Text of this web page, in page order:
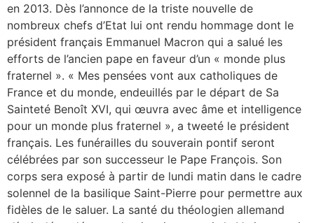
en 2013. Dès l’annonce de la triste nouvelle de
nombreux chefs d’Etat lui ont rendu hommage dont le
président français Emmanuel Macron qui a salué les
efforts de l’ancien pape en faveur d’un « monde plus
fraternel ». « Mes pensées vont aux catholiques de
France et du monde, endeuillés par le départ de Sa
Sainteté Benoît XVI, qui œuvra avec âme et intelligence
pour un monde plus fraternel », a tweeté le président
français. Les funérailles du souverain pontif seront
célébrées par son successeur le Pape François. Son
corps sera exposé à partir de lundi matin dans le cadre
solennel de la basilique Saint-Pierre pour permettre aux
fidèles de le saluer. La santé du théologien allemand